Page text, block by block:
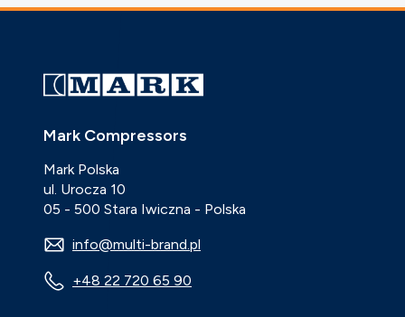
Mark Compressors
Mark Polska
ul. Urocza 10
05 - 500 Stara Iwiczna - Polska
info@multi-brand.pl
+48 22 720 65 90